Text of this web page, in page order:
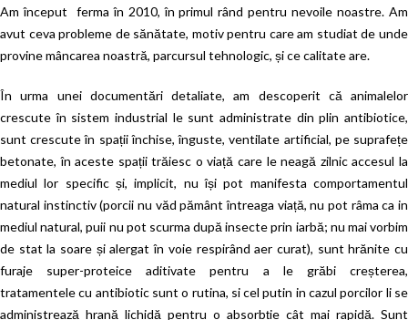
Am început ferma în 2010, în primul rând pentru nevoile noastre. Am
avut ceva probleme de sănătate, motiv pentru care am studiat de unde
provine mâncarea noastră, parcursul tehnologic, și ce calitate are.
În urma unei documentări detaliate, am descoperit că animalelor
crescute în sistem industrial le sunt administrate din plin antibiotice,
sunt crescute în spații închise, înguste, ventilate artificial, pe suprafețe
betonate, în aceste spații trăiesc o viață care le neagă zilnic accesul la
mediul lor specific și, implicit, nu își pot manifesta comportamentul
natural instinctiv (porcii nu văd pământ întreaga viață, nu pot râma ca in
mediul natural, puii nu pot scurma după insecte prin iarbă; nu mai vorbim
de stat la soare și alergat în voie respirând aer curat), sunt hrănite cu
furaje super-proteice aditivate pentru a le grăbi creșterea,
tratamentele cu antibiotic sunt o rutina, si cel putin in cazul porcilor li se
administrează hrană lichidă pentru o absorbție cât mai rapidă. Sunt